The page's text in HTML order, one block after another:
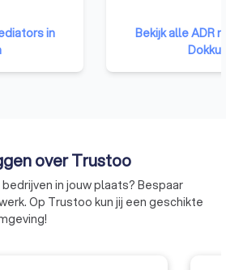
om
van
en
voor
in
doel om een
waar je als
betrouwbare en
mediators kunt
echtscheidingen
ADR-Register
algemeen register
mediators die in
Bekijk alle ADR
over Trustoo
in jouw plaats? Bespaar
Op Trustoo kun jij een geschikte